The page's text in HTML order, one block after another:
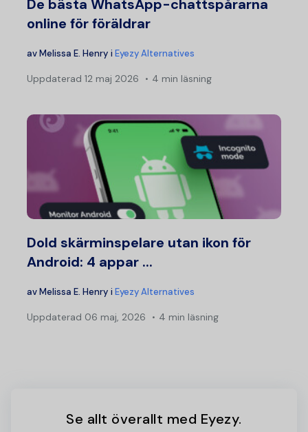
De bästa WhatsApp-chattspårarna
online för föräldrar
avMelissa E. Henry i Eyezy Alternatives
Uppdaterad 12 maj 2026 4 min läsning
Dold skärminspelare utan ikon för
Android: 4 appar ...
avMelissa E. Henry i Eyezy Alternatives
Uppdaterad 06 maj, 2026 4 min läsning
Se allt överallt med Eyezy.